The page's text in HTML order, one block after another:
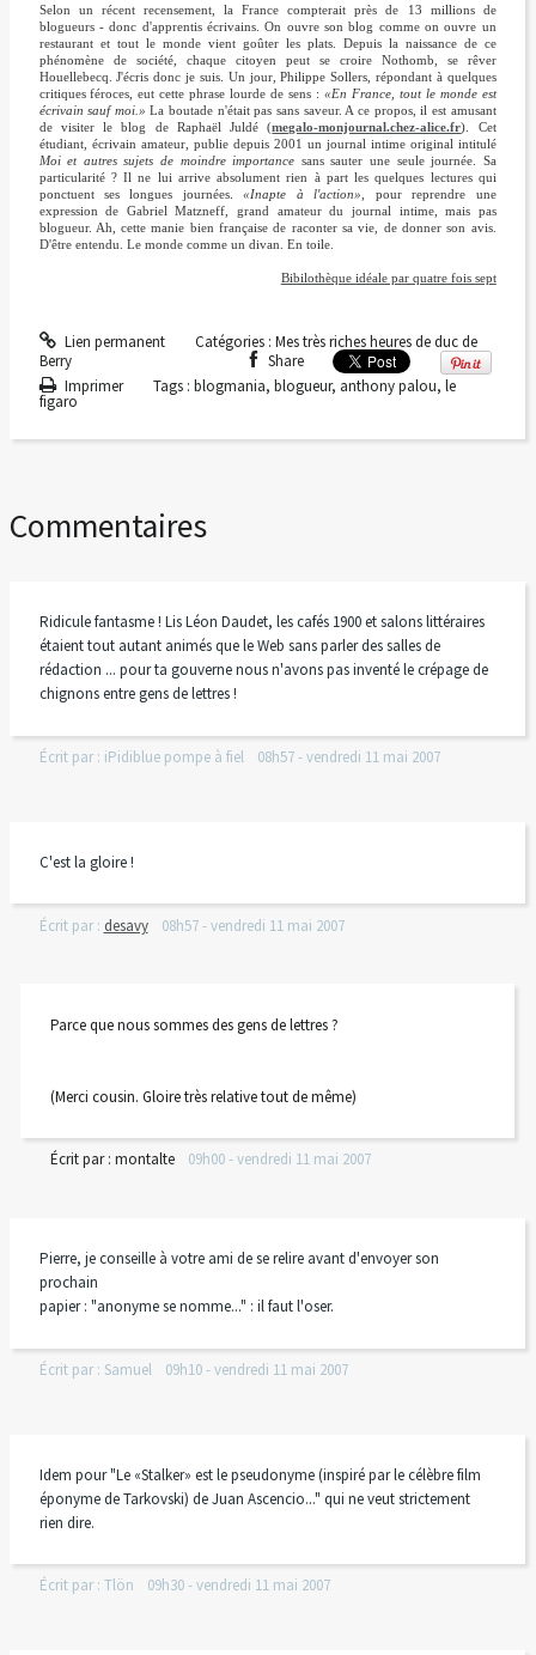
Selon un récent recensement, la France compterait près de 13 millions de
blogueurs - donc d'apprentis écrivains. On ouvre son blog comme on ouvre un
restaurant et tout le monde vient goûter les plats. Depuis la naissance de ce
phénomène de société, chaque citoyen peut se croire Nothomb, se rêver
Houellebecq. J'écris donc je suis. Un jour, Philippe Sollers, répondant à quelques
critiques féroces, eut cette phrase lourde de sens :«En France, tout le monde est
écrivain sauf moi.» La boutade n'était pas sans saveur. A ce propos, il est amusant
de visiter le blog de Raphaël Juldé (megalo-monjournal.chez-alice.fr). Cet
étudiant, écrivain amateur, publie depuis 2001 un journal intime original intitulé
Moi et autres sujets de moindre importance sans sauter une seule journée. Sa
particularité ? Il ne lui arrive absolument rien à part les quelques lectures qui
ponctuent ses longues journées.«Inapte à l'action»,
pour reprendre une
expression de Gabriel Matzneff, grand amateur du journal intime, mais pas
blogueur. Ah, cette manie bien française de raconter sa vie, de donner son avis.
D'être entendu. Le monde comme un divan. En toile.
Bibilothèque idéale par quatre fois sept
Lien permanent Catégories : Mes très riches heures de duc de
Berry
Share
Imprimer
Tags : blogmania, blogueur, anthony palou, le
figaro
Commentaires
Ridicule fantasme ! Lis Léon Daudet, les cafés 1900 et salons littéraires
étaient tout autant animés que le Web sans parler des salles de
rédaction ... pour ta gouverne nous n'avons pas inventé le crépage de
chignons entre gens de lettres !
Écrit par : iPidiblue pompe à fiel 08h57-vendredi 11 mai 2007
C'est la gloire !
Écrit par : desavy 08h57-vendredi 11 mai 2007
Parce que nous sommes des gens de lettres ?
(Merci cousin. Gloire très relative tout de même)
Écrit par : montalte 09h00-vendredi 11 mai 2007
Pierre, je conseille à votre ami de se relire avant d'envoyer son
prochain
papier : "anonyme se nomme..." : il faut l'oser.
Écrit par : Samuel 09h10-vendredi 11 mai 2007
Idem pour "Le «Stalker» est le pseudonyme (inspiré par le célèbre film
éponyme de Tarkovski) de Juan Ascencio..." qui ne veut strictement
rien dire.
Écrit par : Tlön 09h30-vendredi 11 mai 2007